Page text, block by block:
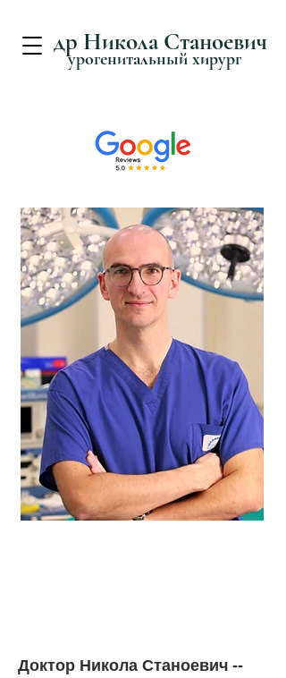
др Никола Станоевич
урогенитальный хирург
Доктор Никола Станоевич --